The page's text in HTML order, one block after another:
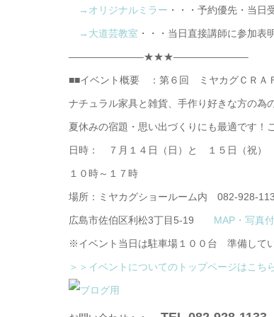
→オリジナルミラー ・・・予約優先・当日
→大道芸教室 ・・・当日直接講師に参加表
———————–★★★———————–
■■イベント概要 ：第６回 ミヤカグＣＲＡ
ナチュラル家具と雑貨、手作り好きな方の為
夏休みの宿題・思い出づくりにも最適です！
日時： ７月１４日（日）と １５日（祝）
１０時～１７時
場所：ミヤカグショールーム内 082-928-
広島市佐伯区利松3丁目5-19 MAP・写真
※イベント当日は駐車場１００台 準備して
＞＞イベントについてのトップページはこち